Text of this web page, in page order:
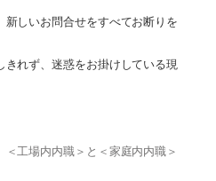
しいお問合せをすべてお断りを
れず、迷惑をお掛けしている現
工場内内職＞と＜家庭内内職＞